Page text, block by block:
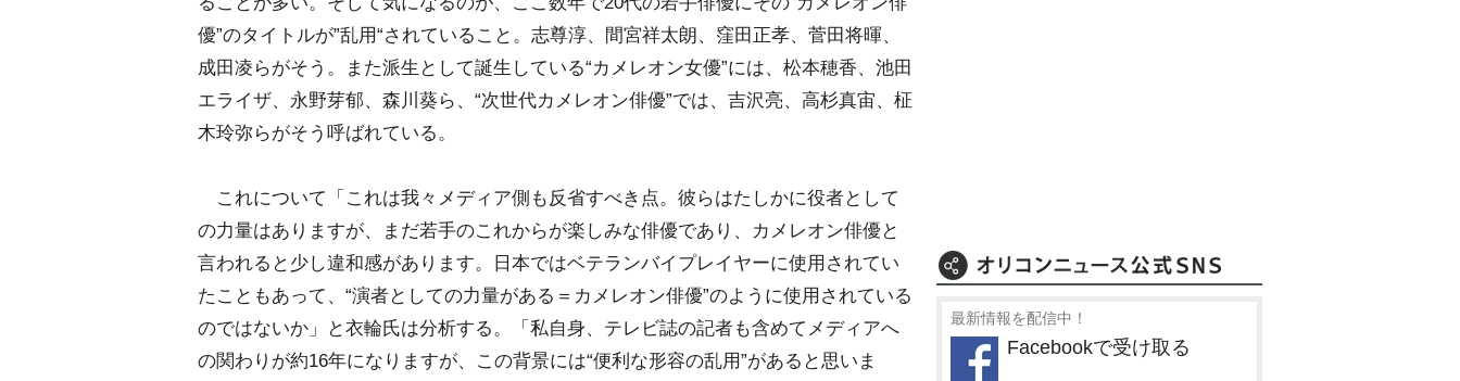
優”のタイトルが”乱用“されていること。志尊淳、間宮祥太朗、窪田正孝、菅田将暉、
成田凌らがそう。また派生として誕生している“カメレオン女優”には、松本穂香、池田
エライザ、永野芽郁、森川葵ら、“次世代カメレオン俳優”では、吉沢亮、高杉真宙、柾
木玲弥らがそう呼ばれている。
これについて「これは我々メディア側も反省すべき点。彼らはたしかに役者として
の力量はありますが、まだ若手のこれからが楽しみな俳優であり、カメレオン俳優と
言われると少し違和感があります。日本ではベテランバイプレイヤーに使用されてい
たこともあって、“演者としての力量がある＝カメレオン俳優”のように使用されている
のではないか」と衣輪氏は分析する。「私自身、テレビ誌の記者も含めてメディアへ
の関わりが約16年になりますが、この背景には“便利な形容の乱用”があると思いま
最新情報を配信中！
Facebookで受け取る